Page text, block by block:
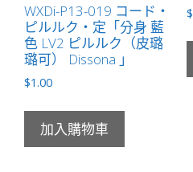
WXDi-P13-019 コード・
ピルルク・定「分身 藍
色 LV2 ピルルク（皮璐
璐可） Dissona 」
$1.00
加入購物車
$